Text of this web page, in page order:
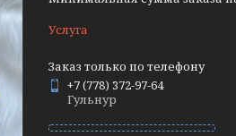
Услуга
Заказ только по телефону
+7 (778) 372-97-64
Гульнур